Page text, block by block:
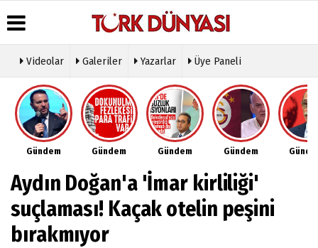
Üye Paneli
Haber
Arşivi
Gazete
Arşivi
Günün
Haberleri
Hava
Durumu
Gazete
Manşetleri
Anketler
Biyografiler
Köşe
Yazarları
Video
Galeri
Foto
Etkinlikler
Künye
İletişim
Çerez
Politikası
İlkeleri
Videolar Galeriler Yazarlar Üye Paneli
Gündem Gündem Gündem Gündem
Aydın Doğan'a 'İmar kirliliği'
suçlaması! Kaçak otelin peşini
bırakmıyor